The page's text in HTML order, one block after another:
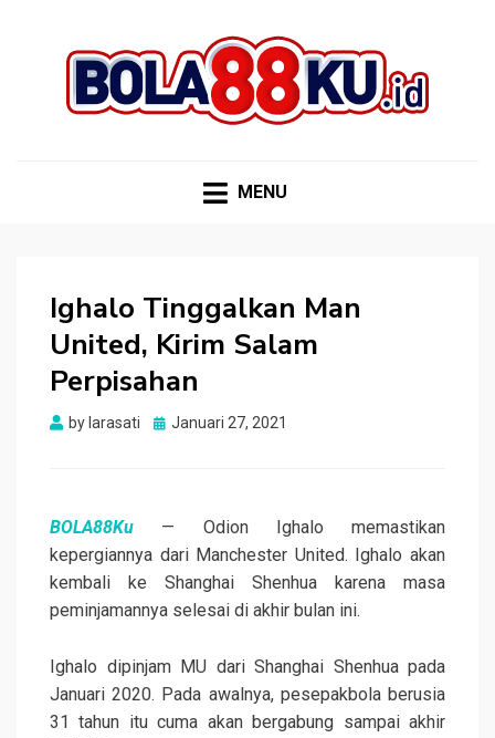
MENU
Ighalo Tinggalkan Man
United, Kirim Salam
Perpisahan
by larasati
Posted
Januari 27, 2021
BOLA88Ku — Odion Ighalo memastikan
kepergiannya dari Manchester United. Ighalo akan
kembali ke Shanghai Shenhua karena masa
peminjamannya selesai di akhir bulan ini.
Ighalo dipinjam MU dari Shanghai Shenhua pada
Januari 2020. Pada awalnya, pesepakbola berusia
31 tahun itu cuma akan bergabung sampai akhir